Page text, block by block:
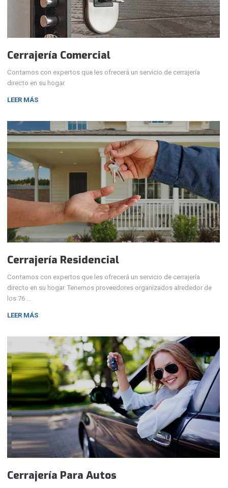
Cerrajería Comercial
Contamos con expertos que les ofrecerá un servicio de cerrajería
directo en su hogar.
LEER MÁS
Cerrajería Residencial
Contamos con expertos que les ofrecerá un servicio de cerrajería
directo en su hogar. Tenemos proveedores organizados alrededor de
los 76 …
LEER MÁS
Cerrajería Para Autos